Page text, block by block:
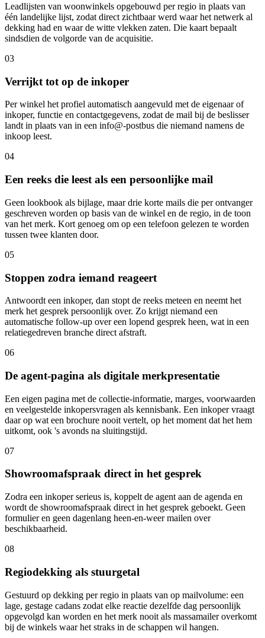
Leadlijsten van woonwinkels opgebouwd per regio in plaats van
één landelijke lijst, zodat direct zichtbaar werd waar het netwerk al
dekking had en waar de witte vlekken zaten. Die kaart bepaalt
sindsdien de volgorde van de acquisitie.
03
Verrijkt tot op de inkoper
Per winkel het profiel automatisch aangevuld met de eigenaar of
inkoper, functie en contactgegevens, zodat de mail bij de beslisser
landt in plaats van in een info@-postbus die niemand namens de
inkoop leest.
04
Een reeks die leest als een persoonlijke mail
Geen lookbook als bijlage, maar drie korte mails die per ontvanger
geschreven worden op basis van de winkel en de regio, in de toon
van het merk. Kort genoeg om op een telefoon gelezen te worden
tussen twee klanten door.
05
Stoppen zodra iemand reageert
Antwoordt een inkoper, dan stopt de reeks meteen en neemt het
merk het gesprek persoonlijk over. Zo krijgt niemand een
automatische follow-up over een lopend gesprek heen, wat in een
relatiegedreven branche direct afstraft.
06
De agent-pagina als digitale merkpresentatie
Een eigen pagina met de collectie-informatie, marges, voorwaarden
en veelgestelde inkopersvragen als kennisbank. Een inkoper vraagt
daar op wat een brochure nooit vertelt, op het moment dat het hem
uitkomt, ook 's avonds na sluitingstijd.
07
Showroomafspraak direct in het gesprek
Zodra een inkoper serieus is, koppelt de agent aan de agenda en
wordt de showroomafspraak direct in het gesprek geboekt. Geen
formulier en geen dagenlang heen-en-weer mailen over
beschikbaarheid.
08
Regiodekking als stuurgetal
Gestuurd op dekking per regio in plaats van op mailvolume: een
lage, gestage cadans zodat elke reactie dezelfde dag persoonlijk
opgevolgd kan worden en het merk nooit als massamailer overkomt
bij de winkels waar het straks in de schappen wil hangen.